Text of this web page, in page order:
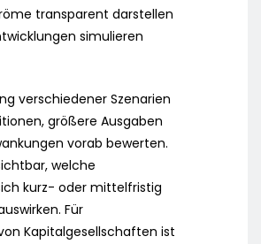
transparent darstellen
simulieren
verschiedener Szenarien
größere Ausgaben
vorab bewerten.
welche
kurz- oder mittelfristig
Für
Kapitalgesellschaften ist